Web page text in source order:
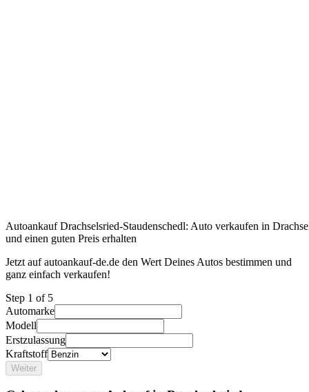
Autoankauf Drachselsried-Staudenschedl: Auto verkaufen in
und einen guten Preis erhalten
Jetzt auf autoankauf-de.de den Wert Deines Autos bestimmen und
ganz einfach verkaufen!
Step 1 of 5
Automarke
Modell
Erstzulassung
Kraftstoff
Weiter